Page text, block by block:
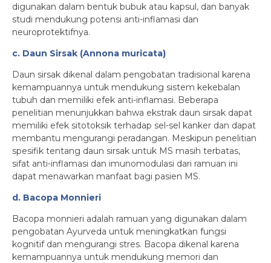
digunakan dalam bentuk bubuk atau kapsul, dan banyak
studi mendukung potensi anti-inflamasi dan
neuroprotektifnya.
c. Daun Sirsak (Annona muricata)
Daun sirsak dikenal dalam pengobatan tradisional karena
kemampuannya untuk mendukung sistem kekebalan
tubuh dan memiliki efek anti-inflamasi. Beberapa
penelitian menunjukkan bahwa ekstrak daun sirsak dapat
memiliki efek sitotoksik terhadap sel-sel kanker dan dapat
membantu mengurangi peradangan. Meskipun penelitian
spesifik tentang daun sirsak untuk MS masih terbatas,
sifat anti-inflamasi dan imunomodulasi dari ramuan ini
dapat menawarkan manfaat bagi pasien MS.
d. Bacopa Monnieri
Bacopa monnieri adalah ramuan yang digunakan dalam
pengobatan Ayurveda untuk meningkatkan fungsi
kognitif dan mengurangi stres. Bacopa dikenal karena
kemampuannya untuk mendukung memori dan